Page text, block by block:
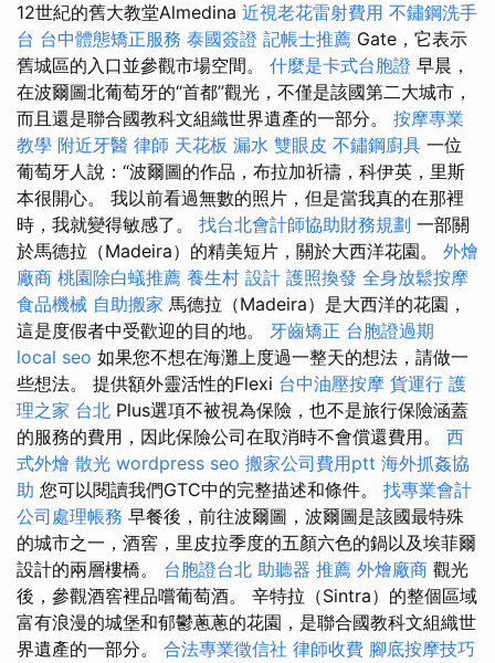
12世紀的舊大教堂Almedina 近視老花雷射費用 不鏽鋼洗手
台 台中體態矯正服務 泰國簽證 記帳士推薦 Gate，它表示
舊城區的入口並參觀市場空間。 什麼是卡式台胞證 早晨，
在波爾圖北葡萄牙的“首都”觀光，不僅是該國第二大城市，
而且還是聯合國教科文組織世界遺產的一部分。 按摩專業
教學 附近牙醫 律師 天花板 漏水 雙眼皮 不鏽鋼廚具 一位
葡萄牙人說：“波爾圖的作品，布拉加祈禱，科伊英，里斯
本很開心。 我以前看過無數的照片，但是當我真的在那裡
時，我就變得敏感了。 找台北會計師協助財務規劃 一部關
於馬德拉（Madeira）的精美短片，關於大西洋花園。 外燴
廠商 桃園除白蟻推薦 養生村 設計 護照換發 全身放鬆按摩
食品機械 自助搬家 馬德拉（Madeira）是大西洋的花園，
這是度假者中受歡迎的目的地。 牙齒矯正 台胞證過期
local seo 如果您不想在海灘上度過一整天的想法，請做一
些想法。 提供額外靈活性的Flexi 台中油壓按摩 貨運行 護
理之家 台北 Plus選項不被視為保險，也不是旅行保險涵蓋
的服務的費用，因此保險公司在取消時不會償還費用。 西
式外燴 散光 wordpress seo 搬家公司費用ptt 海外抓姦協
助 您可以閱讀我們GTC中的完整描述和條件。 找專業會計
公司處理帳務 早餐後，前往波爾圖，波爾圖是該國最特殊
的城市之一，酒窖，里皮拉季度的五顏六色的鍋以及埃菲爾
設計的兩層樓橋。 台胞證台北 助聽器 推薦 外燴廠商 觀光
後，參觀酒窖裡品嚐葡萄酒。 辛特拉（Sintra）的整個區域
富有浪漫的城堡和郁鬱蔥蔥的花園，是聯合國教科文組織世
界遺產的一部分。 合法專業徵信社 律師收費 腳底按摩技巧